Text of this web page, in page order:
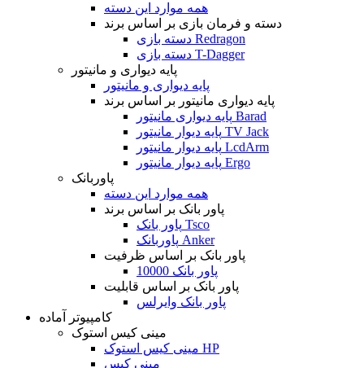
همه موارد این دسته
دسته و فرمان بازی بر اساس برند
دسته بازی Redragon
دسته بازی T-Dagger
پایه دیواری و مانیتور
پایه دیواری و مانیتور
پایه دیواری مانیتور بر اساس برند
پایه دیواری مانیتور Barad
پایه دیوار مانیتور TV Jack
پایه دیوار مانیتور LcdArm
پایه دیوار مانیتور Ergo
پاوربانک
همه موارد این دسته
پاور بانک بر اساس برند
پاور بانک Tsco
پاوربانک Anker
پاور بانک بر اساس ظرفیت
پاور بانک 10000
پاور بانک بر اساس قابلیت
پاور بانک وایرلس
کامپیوتر آماده
مینی کیس استوک
مینی کیس استوک HP
مینی کیس